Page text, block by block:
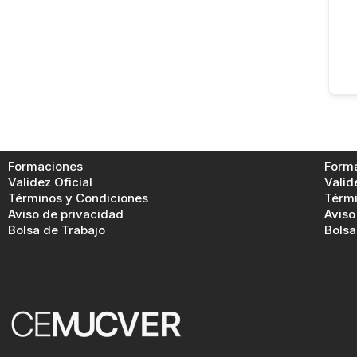
Formaciones
Validez Oficial
Términos y Condiciones
Aviso de privacidad
Bolsa de Trabajo